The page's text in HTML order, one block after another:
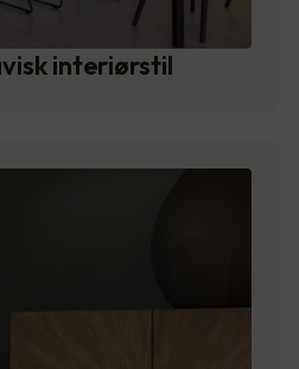
interiørstil